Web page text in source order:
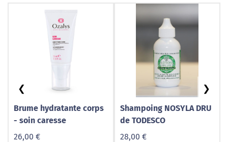
Brume hydratante corps
- soin caresse
26,00 €
Shampoing NOSYLA DRU
de TODESCO
28,00 €
❮ ❯